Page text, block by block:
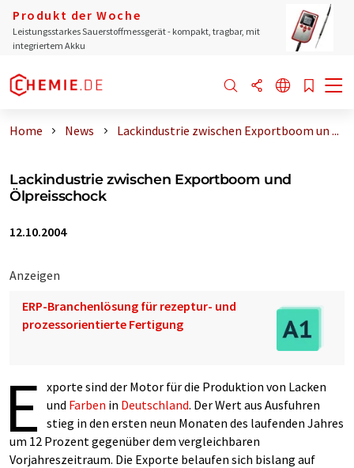
Produkt der Woche
Leistungsstarkes Sauerstoffmessgerät - kompakt, tragbar, mit
integriertem Akku
Home News Lackindustrie zwischen Exportboom un ...
Lackindustrie zwischen Exportboom und
Ölpreisschock
12.10.2004
Anzeigen
ERP-Branchenlösung für rezeptur- und
prozessorientierte Fertigung
E xporte sind der Motor für die Produktion von Lacken
und Farben in Deutschland. Der Wert aus Ausfuhren
stieg in den ersten neun Monaten des laufenden Jahres
um 12 Prozent gegenüber dem vergleichbaren
Vorjahreszeitraum. Die Exporte belaufen sich bislang auf